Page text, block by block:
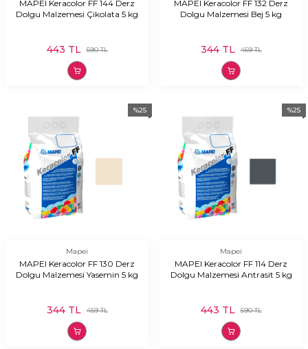
MAPEI Keracolor FF 144 Derz
Dolgu Malzemesi Çikolata 5 kg
590TL
443 TL
MAPEI Keracolor FF 132 Derz
Dolgu Malzemesi Bej 5 kg
459TL
344TL
%25
Mapei
MAPEI Keracolor FF 130 Derz
Dolgu Malzemesi Yasemin 5 kg
459TL
344TL
%25
Mapei
MAPEI Keracolor FF 114 Derz
Dolgu Malzemesi Antrasit 5 kg
590TL
443 TL